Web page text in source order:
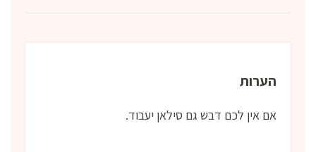
הערות
אם אין לכם דבש גם סילאן יעבוד.